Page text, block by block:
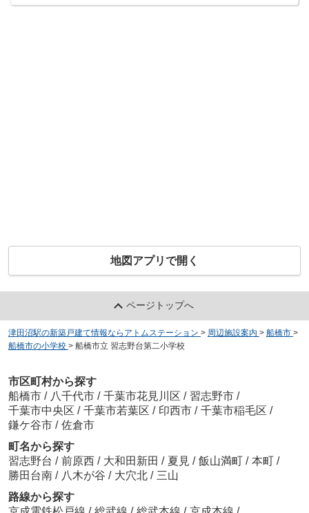
地図アプリで開く
ページトップへ
津田沼駅の新築戸建て情報ならアトムステーション > 周辺施設案内 > 船橋市 >
船橋市の小学校 > 船橋市立 習志野台第二小学校
市区町村から探す
船橋市 / 八千代市 / 千葉市花見川区 / 習志野市 /
千葉市中央区 / 千葉市若葉区 / 印西市 / 千葉市稲毛区 /
鎌ケ谷市 / 佐倉市
町名から探す
習志野台 / 前原西 / 大和田新田 / 夏見 / 飯山満町 / 本町 /
勝田台南 / 八木が谷 / 大穴北 / 三山
路線から探す